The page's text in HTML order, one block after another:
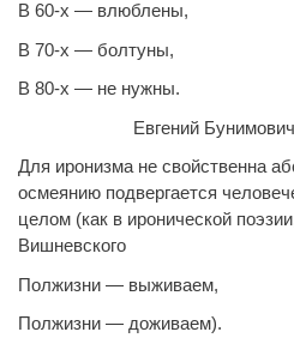
В 60-х — влюблены,
В 70-х — болтуны,
В 80-х — не нужны.
Евгений Бунимович
Для иронизма не свойственна
осмеянию подвергается
целом (как в иронической
Вишневского
Полжизни — выживаем,
Полжизни — доживаем).